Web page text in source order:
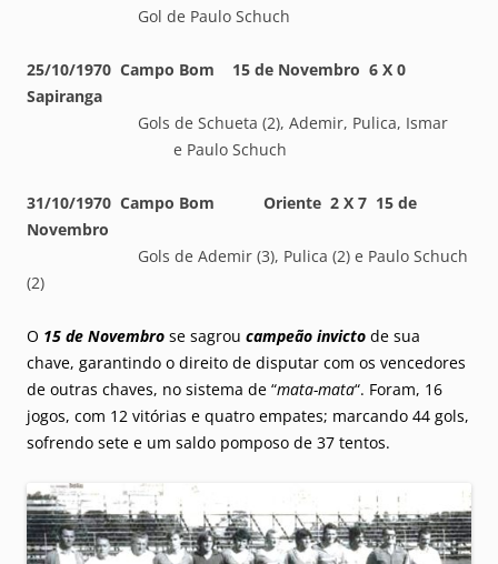
Gol de Paulo Schuch
25/10/1970 Campo Bom 15 de Novembro 6 X 0
Sapiranga
Gols de Schueta (2), Ademir, Pulica, Ismar
e Paulo Schuch
31/10/1970 Campo Bom Oriente 2 X 7 15 de
Novembro
Gols de Ademir (3), Pulica (2) e Paulo Schuch
(2)
O 15 de Novembro se sagrou campeão invicto de sua
chave, garantindo o direito de disputar com os vencedores
de outras chaves, no sistema de “mata-mata“. Foram, 16
jogos, com 12 vitórias e quatro empates; marcando 44 gols,
sofrendo sete e um saldo pomposo de 37 tentos.